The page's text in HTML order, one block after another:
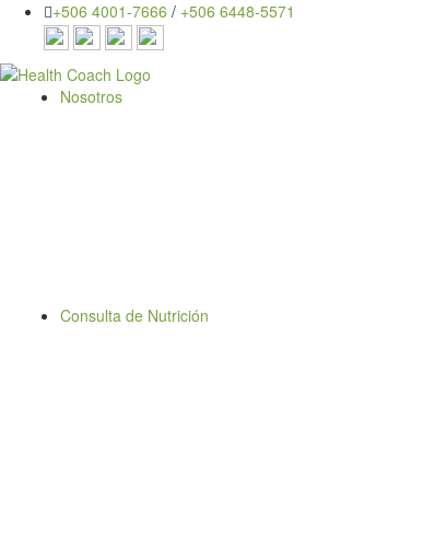
+506 4001-7666 / +506 6448-5571
Nosotros
Consulta de Nutrición